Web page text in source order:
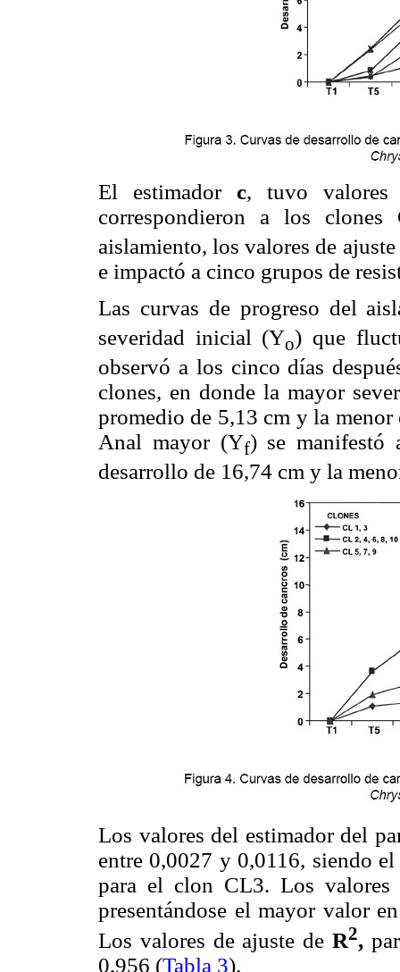
El estimador c, tuvo valores
correspondieron a los
aislamiento, los valores de
e impactó a cinco grupos de
Las curvas de progreso del
severidad inicial (Yo) que
observó a los cinco días
clones, en donde la mayor
promedio de 5,13 cm y la
Anal mayor (Yf) se
desarrollo de 16,74 cm y la
Los valores del estimador del
entre 0,0027 y 0,0116, siendo
para el clon CL3. Los
presentándose el mayor valor
Los valores de ajuste deR2,
0,956 (Tabla 3).